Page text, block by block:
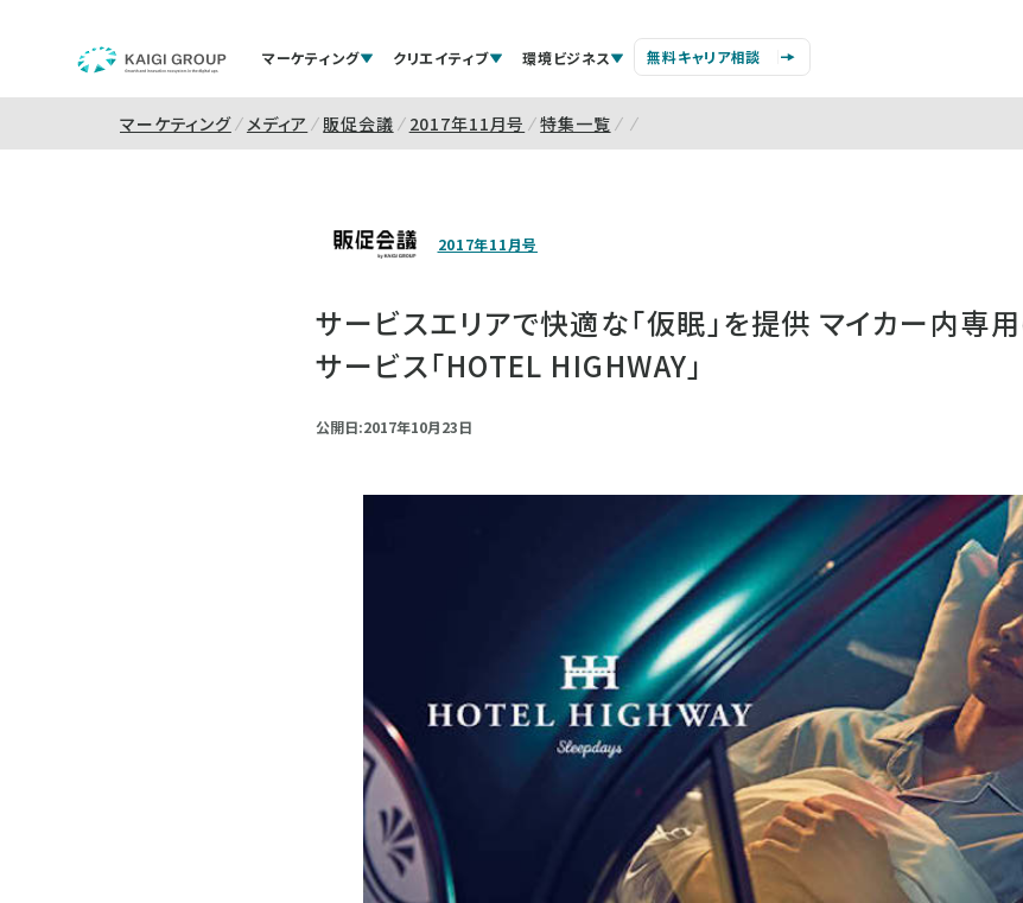
マーケティング クリエイティブ 環境ビジネス 無料キャリア相談
マーケティング メディア 販促会議 2017年11月号 特集一覧
2017年11月号
サービスエリアで快適な「仮眠」を提供 マイカー内専
サービス「HOTEL HIGHWAY」
公開日:2017年10月23日